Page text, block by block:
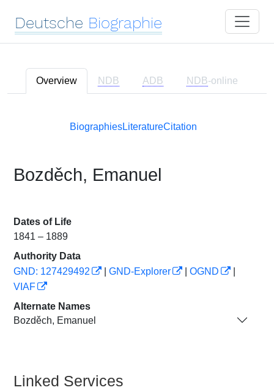
Deutsche Biographie
Overview NDB ADB NDB-online
BiographiesLiteratureCitation
Bozděch, Emanuel
Dates of Life
1841 – 1889
Authority Data
GND: 127429492
GND-Explorer OGND
VIAF
Alternate Names
Bozděch, Emanuel
Linked Services